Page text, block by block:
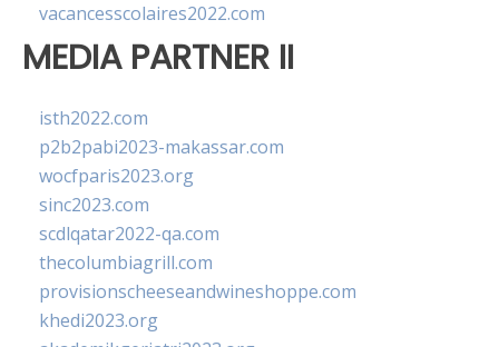
vacancesscolaires2022.com
MEDIA PARTNER II
isth2022.com
p2b2pabi2023-makassar.com
wocfparis2023.org
sinc2023.com
scdlqatar2022-qa.com
thecolumbiagrill.com
provisionscheeseandwineshoppe.com
khedi2023.org